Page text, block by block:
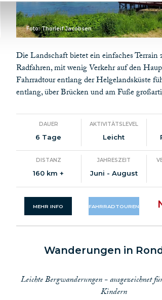
Foto: Thorleif Jacobsen
Die Landschaft bietet ein einfaches Terrain
Radfahren, mit wenig Verkehr auf den
Fahrradtour entlang der Helgelandsküste
entlang, über Brücken und am Fuße
DAUER
6 Tage
AKTIVITÄTSLEVEL
Leicht
DISTANZ
160 km +
JAHRESZEIT
Juni - August
MEHR INFO FAHRRADTOUREN
Wanderungen in
Leichte Bergwanderungen - ausgezeichnet
Kindern